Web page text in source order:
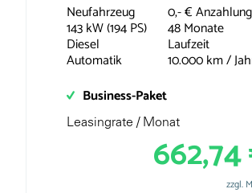
Neufahrzeug
143 kW (194 PS)
Diesel
Automatik
0,- € Anzahlung
48 Monate
Laufzeit
10.000 km /
Business-Paket
Leasingrate / Monat
zzgl.